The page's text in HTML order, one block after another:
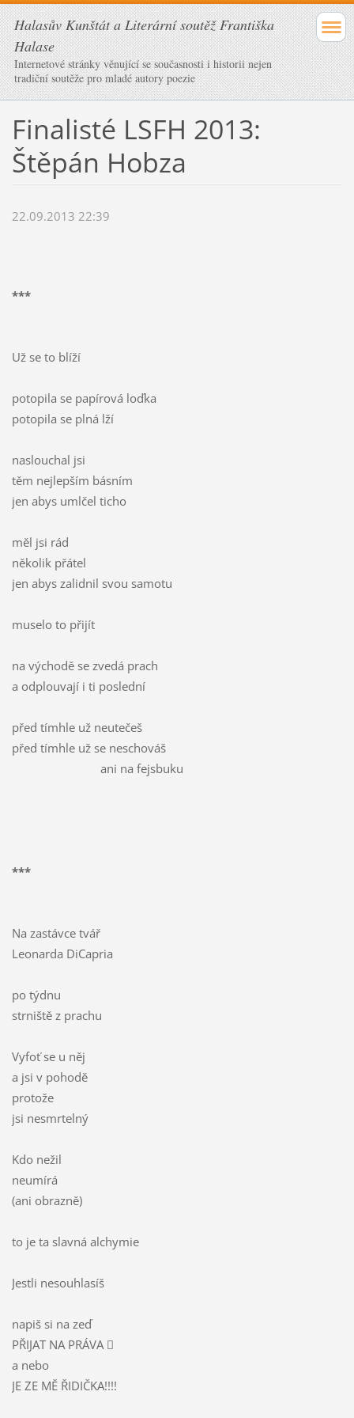
Halasův Kunštát a Literární soutěž Františka
Halase
Internetové stránky věnující se současnosti i historii nejen
tradiční soutěže pro mladé autory poezie
Finalisté LSFH 2013:
Štěpán Hobza
22.09.2013 22:39
***
Už se to blíží
potopila se papírová loďka
potopila se plná lží
naslouchal jsi
těm nejlepším básním
jen abys umlčel ticho
měl jsi rád
několik přátel
jen abys zalidnil svou samotu
muselo to přijít
na východě se zvedá prach
a odplouvají i ti poslední
před tímhle už neutečeš
před tímhle už se neschováš
ani na fejsbuku
***
Na zastávce tvář
Leonarda DiCapria
po týdnu
strniště z prachu
Vyfoť se u něj
a jsi v pohodě
protože
jsi nesmrtelný
Kdo nežil
neumírá
(ani obrazně)
to je ta slavná alchymie
Jestli nesouhlasíš
napiš si na zeď
PŘIJAT NA PRÁVA 
a nebo
JE ZE MĚ ŘIDIČKA!!!!